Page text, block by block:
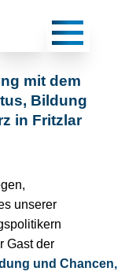
mit dem
Bildung
in Fritzlar
unserer
Gast der
und Chancen,